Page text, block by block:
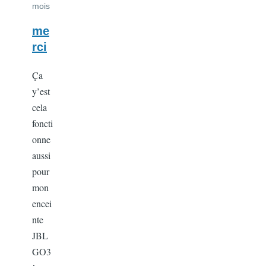
mois
me
rci
Ça
y’est
cela
foncti
onne
aussi
pour
mon
encei
nte
JBL
GO3